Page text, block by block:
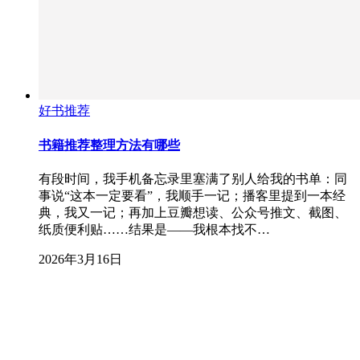
好书推荐
书籍推荐整理方法有哪些
有段时间，我手机备忘录里塞满了别人给我的书单：同
事说“这本一定要看”，我顺手一记；播客里提到一本经
典，我又一记；再加上豆瓣想读、公众号推文、截图、
纸质便利贴……结果是——我根本找不…
2026年3月16日